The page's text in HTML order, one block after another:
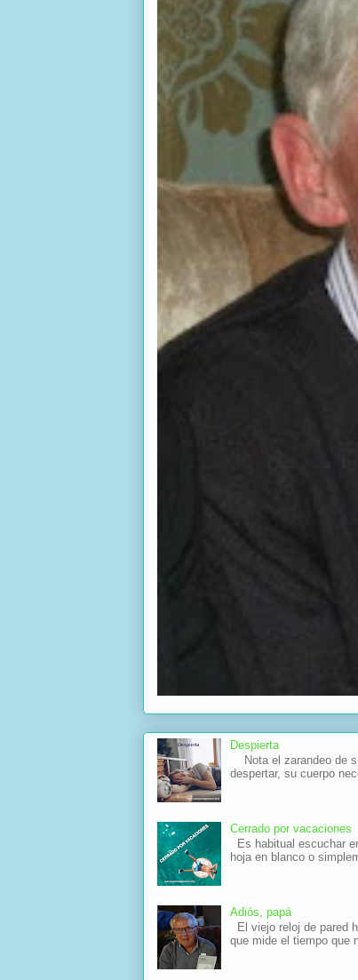
Despierta
Nota el zarandeo de
despertar, su cuerpo
Cerrado por vacaciones
Es habitual escuchar
hoja en blanco o
Adiós, papá
El viejo reloj de pared
que mide el tiempo que